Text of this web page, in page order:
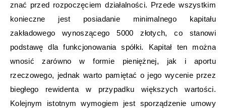
znać przed rozpoczęciem działalności. Przede wszystkim
konieczne jest posiadanie minimalnego kapitału
zakładowego wynoszącego 5000 złotych, co stanowi
podstawę dla funkcjonowania spółki. Kapitał ten można
wnosić zarówno w formie pieniężnej, jak i aportu
rzeczowego, jednak warto pamiętać o jego wycenie przez
biegłego rewidenta w przypadku większych wartości.
Kolejnym istotnym wymogiem jest sporządzenie umowy